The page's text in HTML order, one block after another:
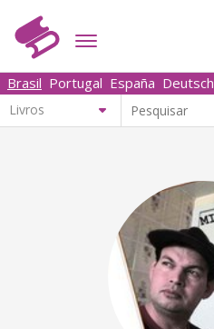
Brasil Portugal España